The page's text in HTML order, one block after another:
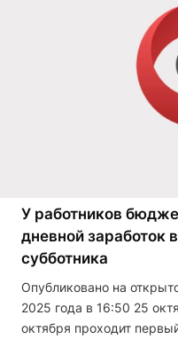
У работников
дневной заработок
субботника
Опубликовано на
2025 года в 16:50 25
октября проходит